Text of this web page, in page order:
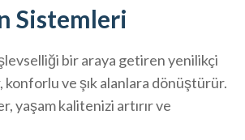
Sistemleri
bir araya getiren yenilikçi
konforlu ve şık alanlara dönüştürür.
yaşam kalitenizi artırır ve